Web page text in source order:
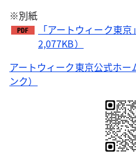
※別紙
「アートウィーク東
2,077KB）
アートウィーク東京公式ホ
ンク）